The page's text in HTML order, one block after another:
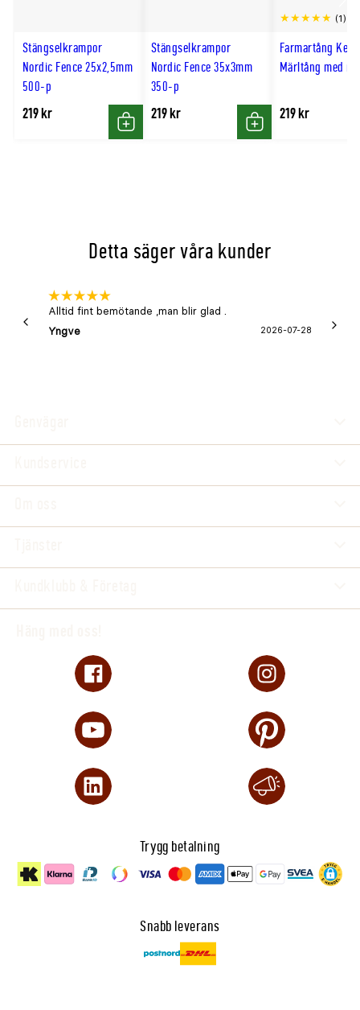
Stängselkrampor
Nordic Fence 25x2,5mm
500-p
219 kr
Köp
Stängselkrampor
Nordic Fence 35x3mm
350-p
219 kr
Köp
Farmartång
Märltång med
(1)
219 kr
Detta säger våra kunder
Alltid fint bemötande ,man blir glad .
Yngve
2026-07-28
Trygg betalning
Snabb leverans